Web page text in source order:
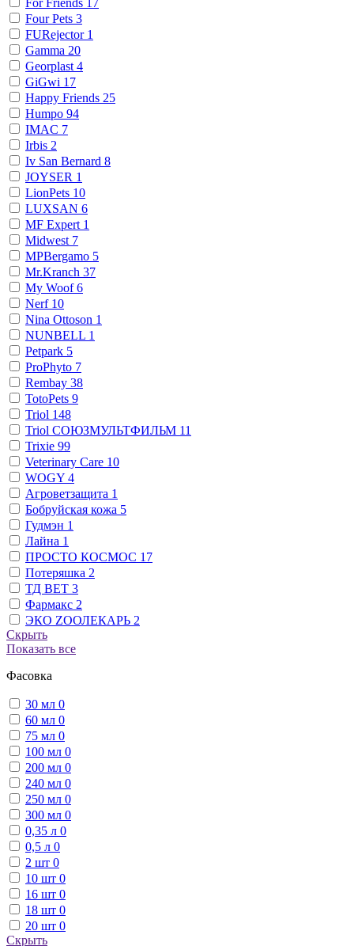
Four Pets 3
FURejector 1
Gamma 20
Georplast 4
GiGwi 17
Happy Friends 25
Humpo 94
IMAC 7
Irbis 2
Iv San Bernard 8
JOYSER 1
LionPets 10
LUXSAN 6
MF Expert 1
Midwest 7
MPBergamo 5
Mr.Kranch 37
My Woof6
Nerf 10
Nina Ottoson 1
NUNBELL 1
Petpark 5
ProPhyto 7
Rembay 38
TotoPets 9
Triol 148
Triol СОЮЗМУЛЬТФИЛЬМ 11
Trixie 99
Veterinary Сare 10
WOGY 4
Агроветзащита 1
Бобруйская кожа 5
Гудмэн 1
Лайна 1
ПРОСТО КОСМОС 17
Потеряшка 2
ТД ВЕТ 3
Фармакс 2
ЭКО ZООЛЕКАРЬ 2
Скрыть
Показать все
Фасовка
30 мл 0
60 мл 0
75 мл 0
100 мл 0
200 мл 0
240 мл 0
250 мл 0
300 мл 0
0,35 л 0
0,5 л 0
2 шт 0
10 шт 0
16 шт 0
18 шт 0
20 шт 0
Скрыть